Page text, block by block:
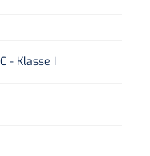
- Klasse I